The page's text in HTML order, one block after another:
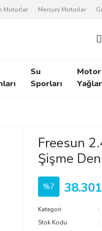
Motorlar Mercury Motorlar
Su
Sporları
Motor
Freesun
Şişme
%7
Kategori
Stok Kodu